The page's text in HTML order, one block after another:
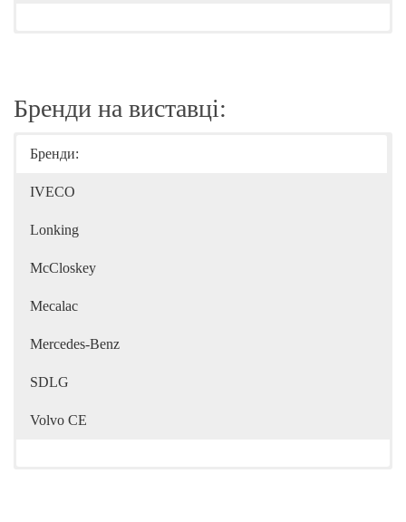
Бренди на виставці:
Бренди:
IVECO
Lonking
McCloskey
Mecalac
Mercedes-Benz
SDLG
Volvo CE